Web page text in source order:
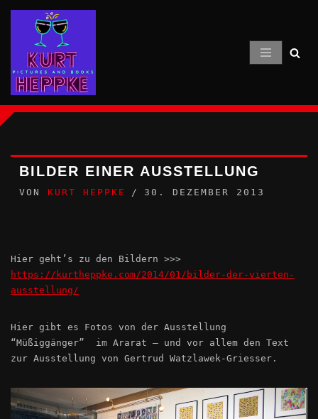
Inhalt
springen
BILDER EINER AUSSTELLUNG
VON KURT HEPPKE 30. DEZEMBER 2013
Hier geht’s zu den Bildern >>>
https://kurtheppke.com/2014/01/bilder-der-vierten-
ausstellung/
Hier gibt es Fotos von der Ausstellung
“Müßiggänger” im Ararat – und vor allem den Text
zur Ausstellung von Gertrud Watzlawek-Griesser.